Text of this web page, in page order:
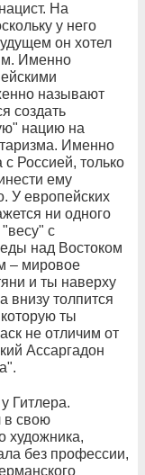
На
у него
он хотел
Именно
называют
создать
нацию на
Именно
Россией, только
ему
У европейских
ни одного
с
над Востоком
– мировое
и ты наверху
внизу толпится
ты
не отличим от
Ассаргадон
Гитлера.
в свою
художника,
без профессии,